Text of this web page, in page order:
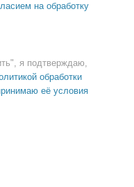
на обработку
я подтверждаю,
обработки
её условия